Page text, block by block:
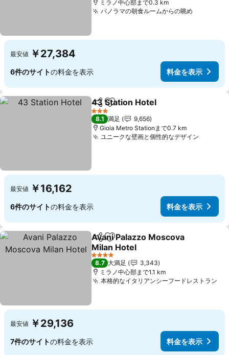
ミラノ中心部まで0.3 km
パノラマの朝食ルームからの眺め
最安値 ￥27,384
6件のサイトの料金を表示 料金を表示
シェアお気に入りに追加
43 Station Hotel
3 ホテルのランク
8.1 満足
9,656
Gioia Metro Stationまで0.7 km
ユニークな壁画と個性的なデザイン
最安値 ￥16,162
6件のサイトの料金を表示 料金を表示
シェアお気に入りに追加
Avani Palazzo Moscova
Milan Hotel
料金を表示
4 ホテルのランク
8.7 大満足
3,343
ミラノ中心部まで1.1 km
本格的なイタリアンシーフードレストラン
最安値 ￥29,136
7件のサイトの料金を表示 料金を表示